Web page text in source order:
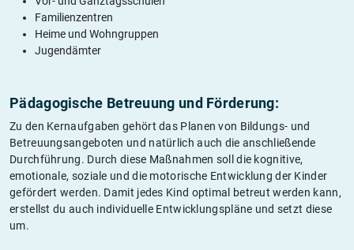
Familienzentren
Heime und Wohngruppen
Jugendämter
Pädagogische Betreuung und Förderung:
Zu den Kernaufgaben gehört das Planen von Bildungs- und
Betreuungsangeboten und natürlich auch die anschließende
Durchführung. Durch diese Maßnahmen soll die kognitive,
emotionale, soziale und die motorische Entwicklung der Kinder
gefördert werden. Damit jedes Kind optimal betreut werden kann,
erstellst du auch individuelle Entwicklungspläne und setzt diese
um.